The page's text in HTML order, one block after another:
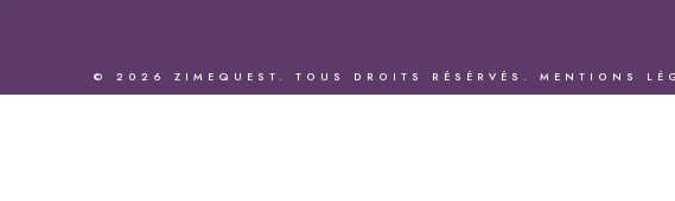
© 2026 ZIMEQUEST. TOUS DROITS RÉSÉRVÉS. MENTIONS